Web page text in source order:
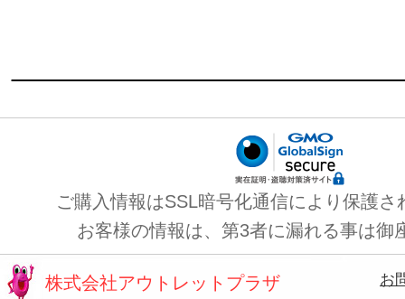
ご購入情報はSSL暗号化通信により保護さ
お客様の情報は、第3者に漏れる事は御
株式会社アウトレットプラザ お